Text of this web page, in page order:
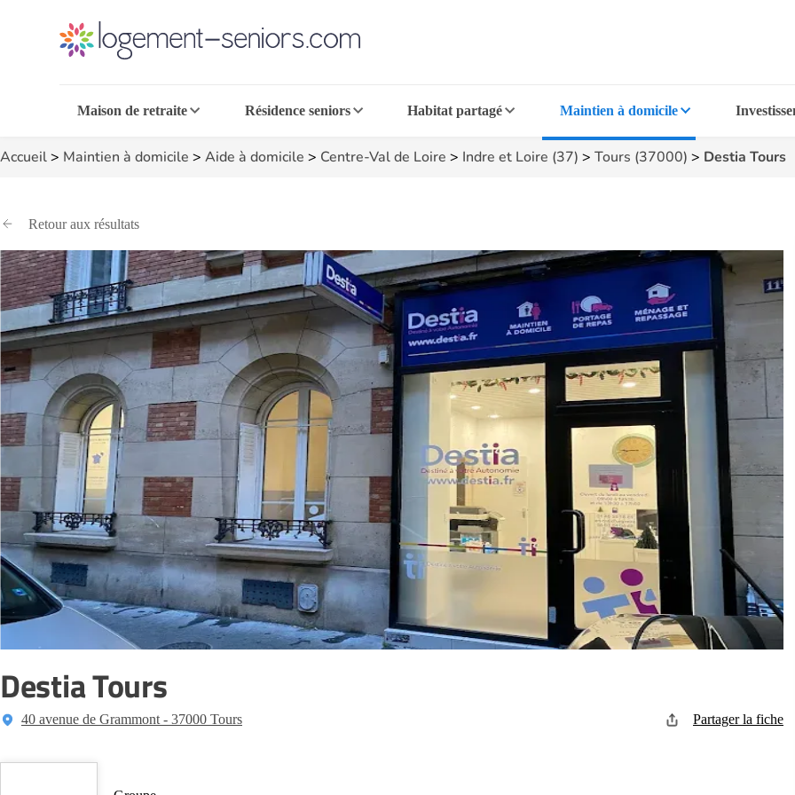
Maison de retraite Résidence seniors Habitat partagé Maintien à domicile
Accueil> Maintien à domicile > Aide à domicile > Centre-Val de Loire > Indre et Loire (37) > Tours (37000) > Destia Tours
Retour aux résultats
Destia Tours
40 avenue de Grammont - 37000 Tours Partager la fiche